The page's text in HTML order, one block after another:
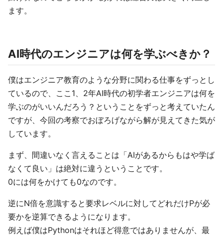
ます。
AI時代のエンジニアは何を学ぶべきか？
僕はエンジニア教育のような分野に関わる仕事をずっとし
ているので、ここ1、2年AI時代の初学者エンジニアは何を
学ぶのがいいんだろう？ということをずっと考えていたん
ですが、今回の考察でおぼろげながら解が見えてきた気が
しています。
まず、間違いなく言えることは「AIがあるからもはや学ば
なくて良い」は絶対に違うということです。
0には何をかけても0なのです。
逆にN倍を意識すると要求レベルに対してどれだけPが必
要かを逆算できるようになります。
例えば僕はPythonはそれほど得意ではありませんが、最